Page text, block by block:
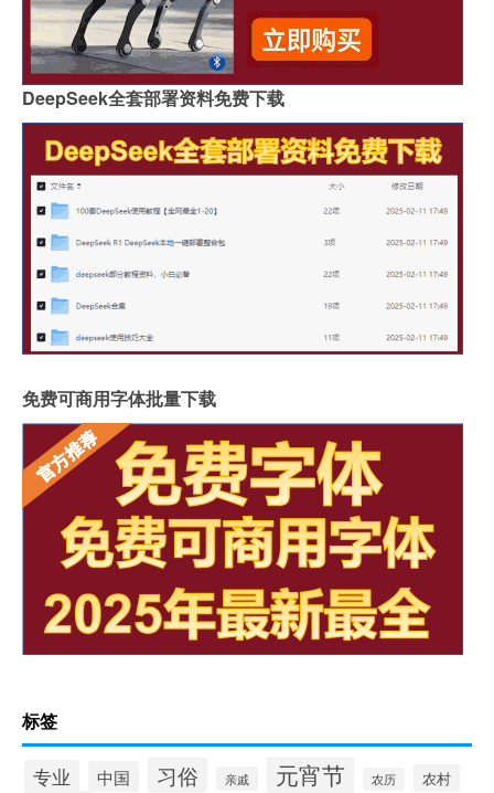
DeepSeek全套部署资料免费下载
免费可商用字体批量下载
标签
专业 中国 习俗 亲戚 元宵节 农历 农村